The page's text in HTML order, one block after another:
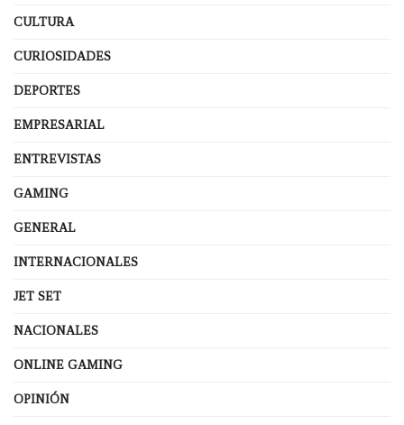
CULTURA
CURIOSIDADES
DEPORTES
EMPRESARIAL
ENTREVISTAS
GAMING
GENERAL
INTERNACIONALES
JET SET
NACIONALES
ONLINE GAMING
OPINIÓN